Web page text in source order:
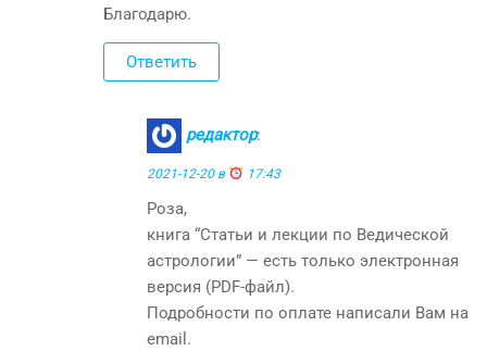
Благодарю.
Ответить
редактор:
2021-12-20 в 17:43
Роза,
книга “Статьи и лекции по Ведической
астрологии” — есть только электронная
версия (PDF-файл).
Подробности по оплате написали Вам на
email.